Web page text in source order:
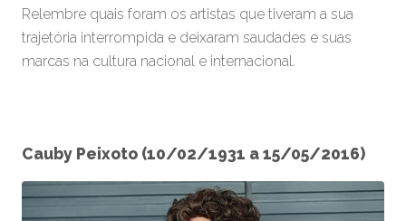
Relembre quais foram os artistas que tiveram a sua
trajetória interrompida e deixaram saudades e suas
marcas na cultura nacional e internacional.
Cauby Peixoto (10/02/1931 a 15/05/2016)